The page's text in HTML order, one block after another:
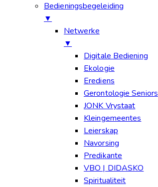
Bedieningsbegeleiding
▼
Netwerke
▼
Digitale Bediening
Ekologie
Erediens
Gerontologie Seniors
JONK Vrystaat
Kleingemeentes
Leierskap
Navorsing
Predikante
VBO | DIDASKO
Spiritualiteit